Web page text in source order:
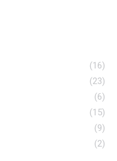
(16)
(23)
(6)
(15)
(9)
(2)